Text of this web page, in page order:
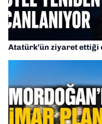
Atatürk’ün ziyaret ettiği